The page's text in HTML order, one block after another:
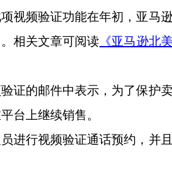
视频验证功能在年初，亚马
相关文章可阅读 《亚马逊北
证的邮件中表示，为了保护
台上继续销售。
进行视频验证通话预约，并